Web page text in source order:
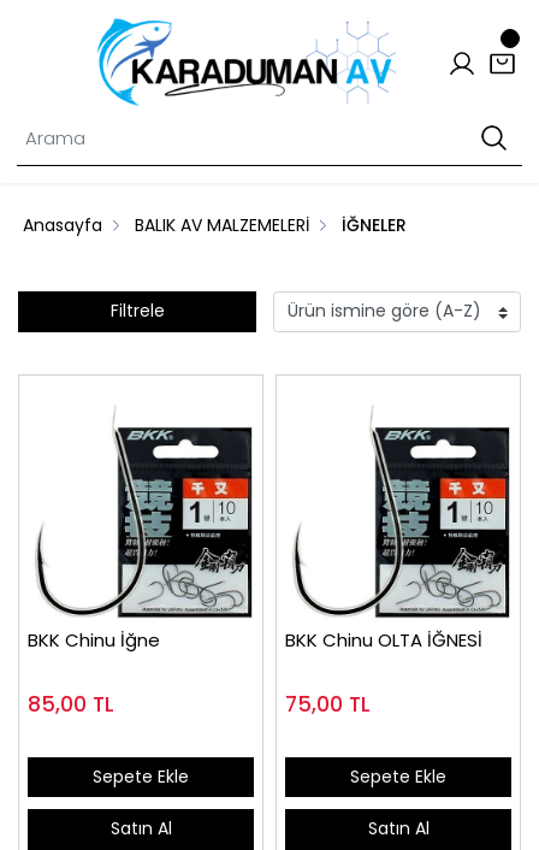
Anasayfa BALIK AV MALZEMELERİ İĞNELER
Filtrele
BKK Chinu İğne
85,00 TL
Sepete Ekle
Satın Al
BKK Chinu OLTA İĞNESİ
75,00 TL
Sepete Ekle
Satın Al